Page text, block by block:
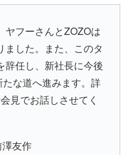
ヤフーさんとZOZOは
ました。また、このタ
辞任し、新社長に今後
な道へ進みます。詳
見でお話しさせてく
友作